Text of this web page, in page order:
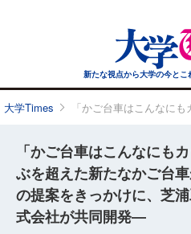
新たな視点から大学の今とこ
大学Times 「かご台車はこんなに
「かご台車はこんなにも
ぶを超えた新たなかご台
の提案をきっかけに、芝
式会社が共同開発―